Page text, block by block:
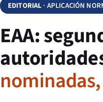
EDITORIAL · APLICACIÓN
EAA: